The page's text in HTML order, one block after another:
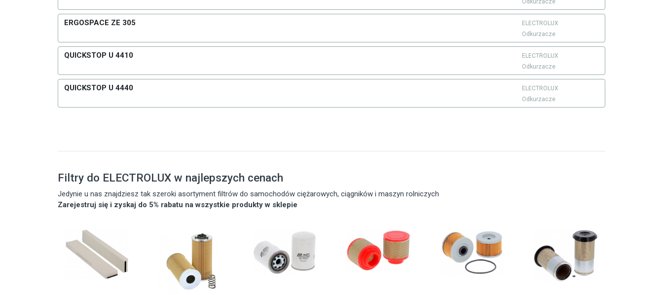
Odkurzacze
ERGOSPACE ZE 305
ELECTROLUX
Odkurzacze
QUICKSTOP U 4410
ELECTROLUX
Odkurzacze
QUICKSTOP U 4440
ELECTROLUX
Odkurzacze
Filtry do ELECTROLUX w najlepszych cenach
Jedynie u nas znajdziesz tak szeroki asortyment filtrów do samochodów ciężarowych, ciągników i maszyn rolniczych
Zarejestruj się i zyskaj do 5% rabatu na wszystkie produkty w sklepie